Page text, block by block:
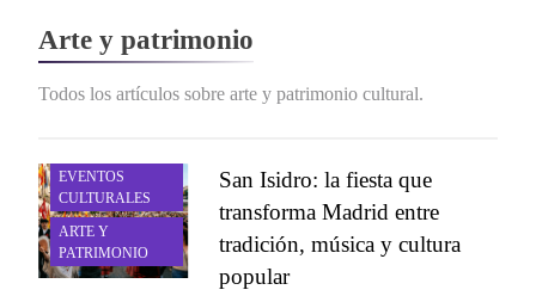
Arte y patrimonio
Todos los artículos sobre arte y patrimonio cultural.
EVENTOS
CULTURALES
ARTE Y
PATRIMONIO
San Isidro: la fiesta que
transforma Madrid entre
tradición, música y cultura
popular